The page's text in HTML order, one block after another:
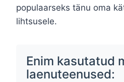
populaarseks tänu oma
lihtsusele.
Enim kasutatud
laenuteenused: